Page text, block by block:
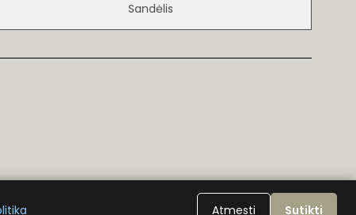
Sandėlis
Atmesti Sutikti